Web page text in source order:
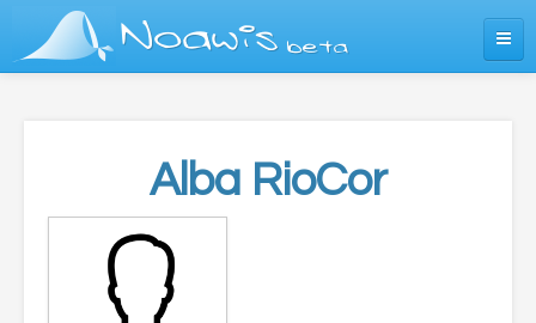
Noawis beta
Alba RioCor